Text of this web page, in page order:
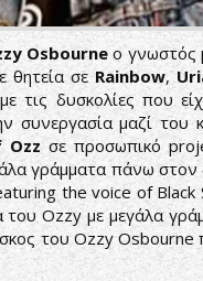
Osbourne ο γνωστός
θητεία σεRainbow,
τις δυσκολίες που
συνεργασία μαζί του
Ozz σε προσωπικό
γράμματα πάνω στον
the voice of
Ozzy με μεγάλα
του Ozzy